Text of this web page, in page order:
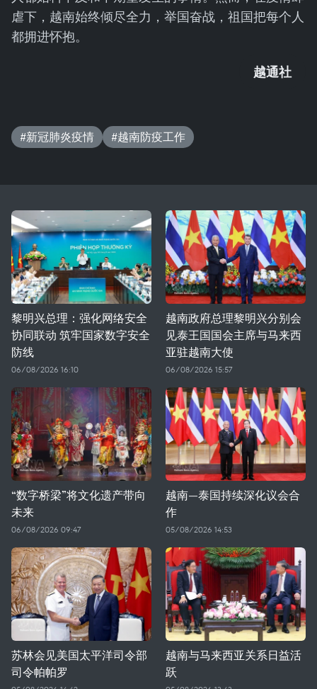
虐下，越南始终倾尽全力，举国奋战，祖国把每个人
都拥进怀抱。
越通社
#新冠肺炎疫情 #越南防疫工作
黎明兴总理：强化网络安全
协同联动 筑牢国家数字安全
防线
06/08/2026 16:10
越南政府总理黎明兴分别会
见泰王国国会主席与马来西
亚驻越南大使
06/08/2026 15:57
“数字桥梁”将文化遗产带向
未来
06/08/2026 09:47
越南—泰国持续深化议会合
作
05/08/2026 14:53
苏林会见美国太平洋司令部
司令帕帕罗
越南与马来西亚关系日益活
跃